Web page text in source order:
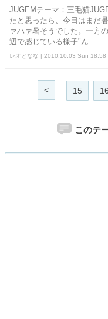
JUGEMテーマ：三毛猫
たと思ったら、今日はまだ
ァハァ暑そうでした。一方
辺で感じている様子"ん...
レオとなな | 2010.10.03 Sun 18:58
< 15 16
このテ